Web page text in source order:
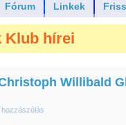
Fórum Linkek Friss
Klub hírei
Willibald
hozzászólás